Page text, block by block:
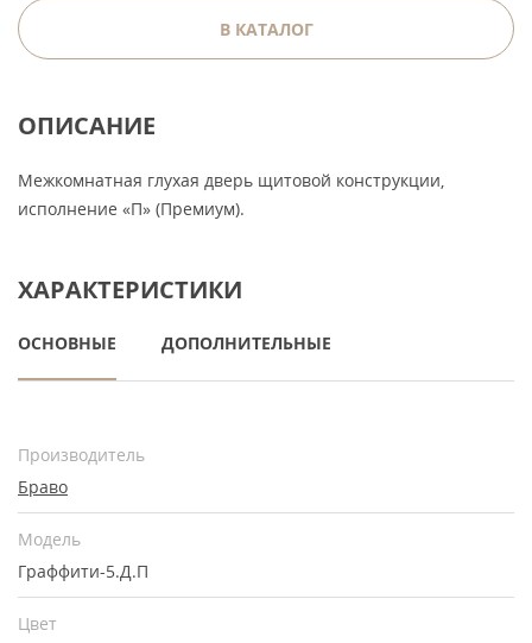
В КАТАЛОГ
ОПИСАНИЕ
Межкомнатная глухая дверь щитовой конструкции,
исполнение «П» (Премиум).
ХАРАКТЕРИСТИКИ
ОСНОВНЫЕ ДОПОЛНИТЕЛЬНЫЕ
Производитель
Браво
Модель
Граффити-5.Д.П
Цвет